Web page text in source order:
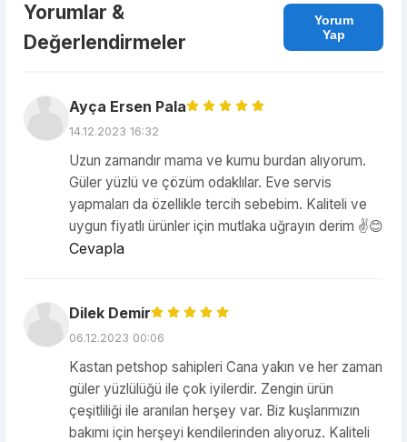
Yorumlar &
Değerlendirmeler
Yorum
Yap
Ayça Ersen Pala
14.12.2023 16:32
Uzun zamandır mama ve kumu burdan alıyorum.
Güler yüzlü ve çözüm odaklılar. Eve servis
yapmaları da özellikle tercih sebebim. Kaliteli ve
uygun fiyatlı ürünler için mutlaka uğrayın derim ✌️😊
Cevapla
Dilek Demir
06.12.2023 00:06
Kastan petshop sahipleri Cana yakın ve her zaman
güler yüzlülüğü ile çok iyilerdir. Zengin ürün
çeşitliliği ile aranılan herşey var. Biz kuşlarımızın
bakımı için herşeyi kendilerinden alıyoruz. Kaliteli